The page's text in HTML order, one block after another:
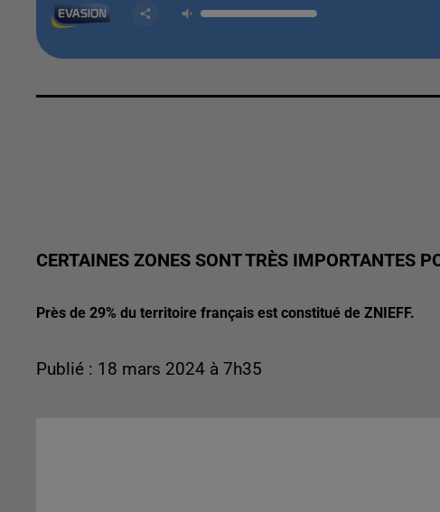
CERTAINES ZONES SONT TRÈS IMPORTANTES
Près de 29% du territoire français est constitué de ZNIEFF.
Publié : 18 mars 2024 à 7h35